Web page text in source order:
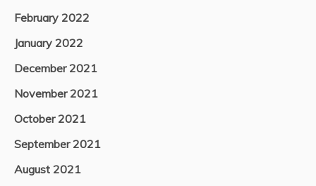
February 2022
January 2022
December 2021
November 2021
October 2021
September 2021
August 2021